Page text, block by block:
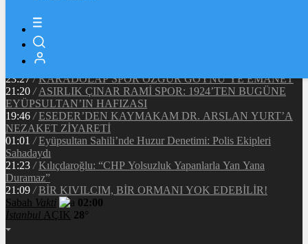
/ MHP EYÜPSULTAN TEŞKİLATI’NIN ACI GÜNÜ
13:33
/ BAŞKAN DR. MİTHAT BÜLENT ÖZMEN’DEN
KAMUOYUNA AÇIKLAMA
Makyaj Sanatçısı Uzay Damla Yıldız, Uluslararası
Başarılarıyla Türkiye’yi Temsil Ediyor
23:27 / KARADOLAP SPOR ÖZGÜR GÖYNÜ’YE EMANET
21:20 / ASIRLIK ÇINAR RAMİ SPOR: 1924’TEN BUGÜNE
EYÜPSULTAN’IN HAFIZASI
19:46 / ESEDER’DEN KAYMAKAM DR. ARSLAN YURT’A
NEZAKET ZİYARETİ
01:01 / Eyüpsultan Sahili’nde Huzur Denetimi: Polis Ekipleri
Sahadaydı
21:23 / Kılıçdaroğlu: “CHP Yolsuzluk Yapanlarla Yan Yana
Duramaz”
21:09 / BİR KIVILCIM, BİR ORMANI YOK EDEBİLİR!
Sabah Vakti
02:00
İstanbul AÇIK 28°